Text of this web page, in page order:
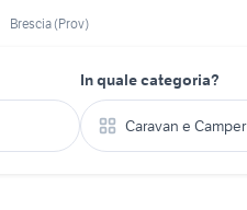
Brescia (Prov)
In quale categoria?
Caravan e Camper